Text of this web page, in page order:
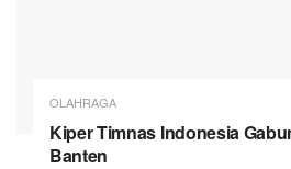
OLAHRAGA
Kiper Timnas Indonesia
Banten